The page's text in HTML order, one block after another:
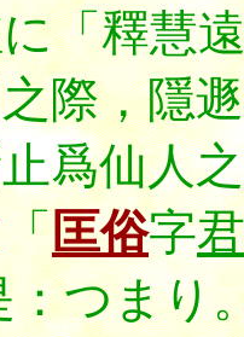
「釋慧
際，隱
爲仙人
匡俗字
：つま